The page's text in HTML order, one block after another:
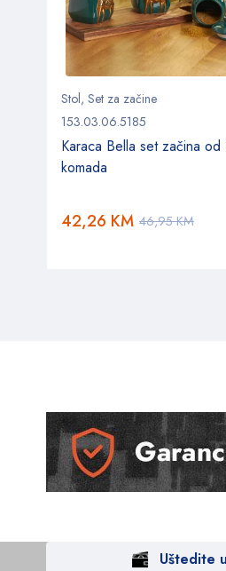
Stol, Set za začine
153.03.06.5185
Karaca Bella set začina od
komada
46,95KM
42,26 KM
Uštedite